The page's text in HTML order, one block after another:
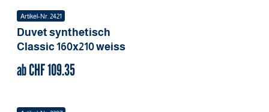
Artikel-Nr. 2421
Duvet synthetisch
Classic 160x210weiss
ab CHF109.35